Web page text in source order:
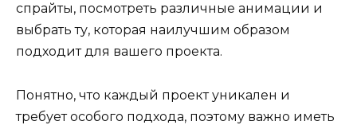
спрайты, посмотреть различные анимации и
выбрать ту, которая наилучшим образом
подходит для вашего проекта.
Понятно, что каждый проект уникален и
требует особого подхода, поэтому важно иметь